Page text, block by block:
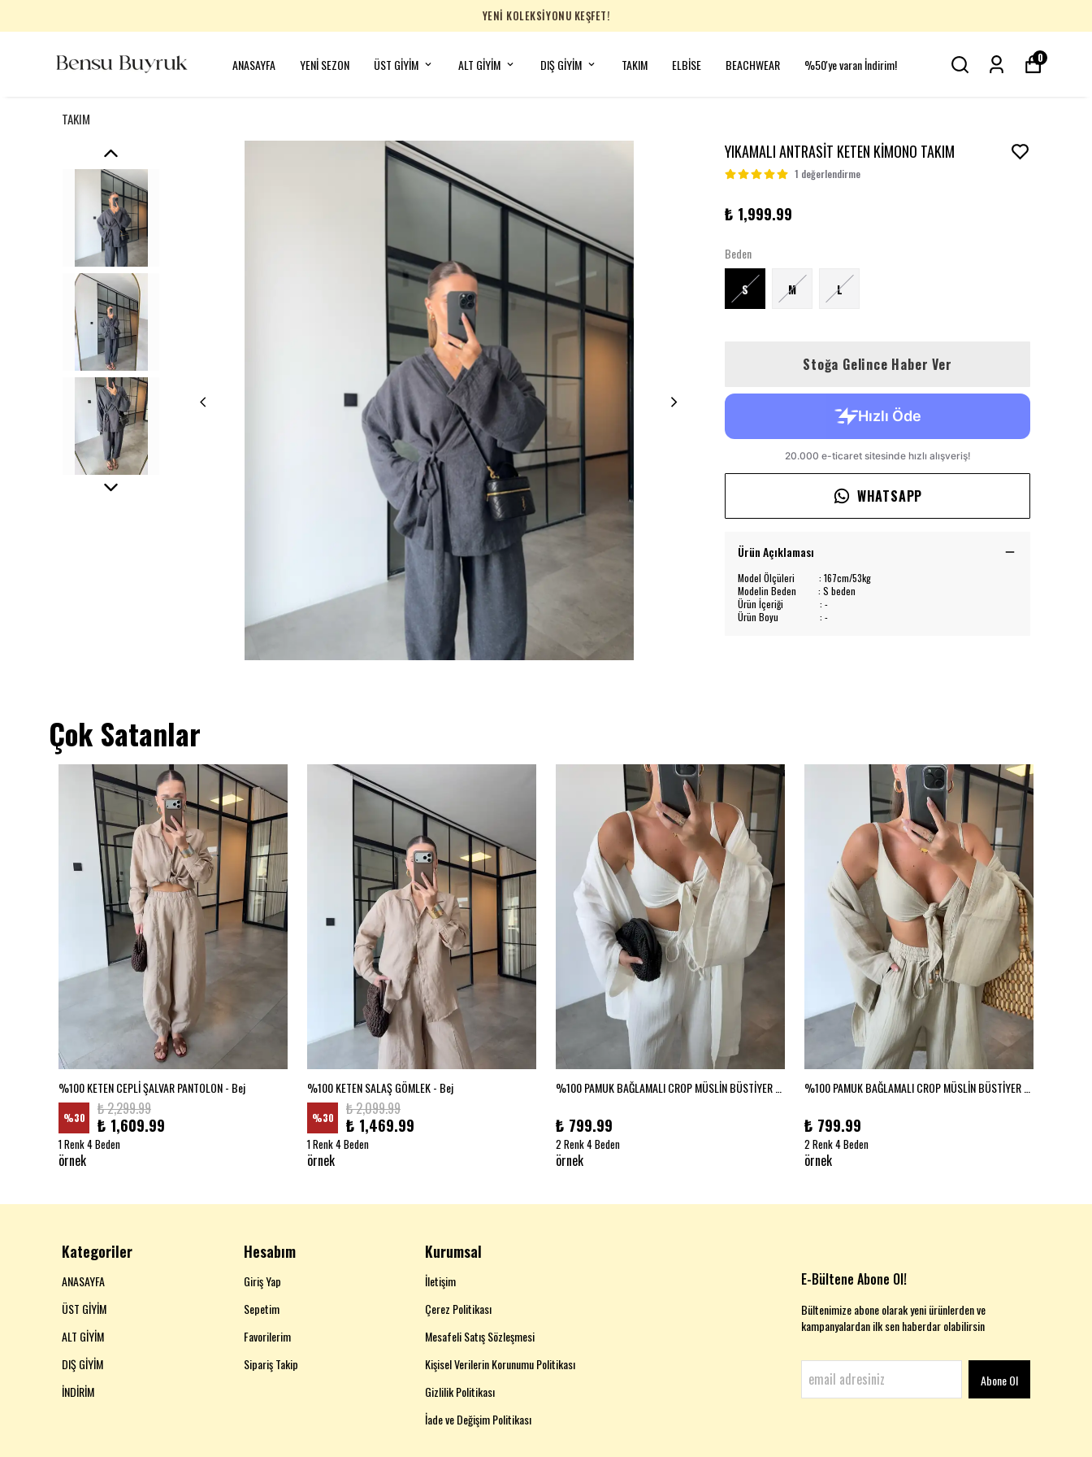
YENİ KOLEKSİYONU KEŞFET!
ANASAYFA YENİ SEZON ÜST GİYİM ALT GİYİM DIŞ GİYİM TAKIM ELBİSE BEACHWEAR %50'ye varan İndirim! 0
TAKIM
YIKAMALI ANTRASİT KETEN KİMONO TAKIM
1 değerlendirme
₺ 1,999.99
Beden
S M L
Stoğa Gelince Haber Ver
WHATSAPP
Ürün Açıklaması
Model Ölçüleri : 167cm/53kg
Modelin Beden : S beden
Ürün İçeriği : -
Ürün Boyu : -
Çok Satanlar
%100 KETEN CEPLİ ŞALVAR PANTOLON - Bej
%30 ₺ 2,299.99
₺ 1,609.99
1 Renk 4 Beden
örnek
%100 KETEN SALAŞ GÖMLEK - Bej
%30 ₺ 2,099.99
₺ 1,469.99
1 Renk 4 Beden
örnek
₺ 799.99
2 Renk 4 Beden
örnek
₺ 799.99
2 Renk 4 Beden
örnek
Kategoriler
ANASAYFA
ÜST GİYİM
ALT GİYİM
DIŞ GİYİM
İNDİRİM
Hesabım
Giriş Yap
Sepetim
Favorilerim
Sipariş Takip
Kurumsal
İletişim
Çerez Politikası
Mesafeli Satış Sözleşmesi
Kişisel Verilerin Korunumu Politikası
Gizlilik Politikası
İade ve Değişim Politikası
E-Bültene Abone Ol!
Bültenimize abone olarak yeni ürünlerden ve
kampanyalardan ilk sen haberdar olabilirsin
Abone Ol